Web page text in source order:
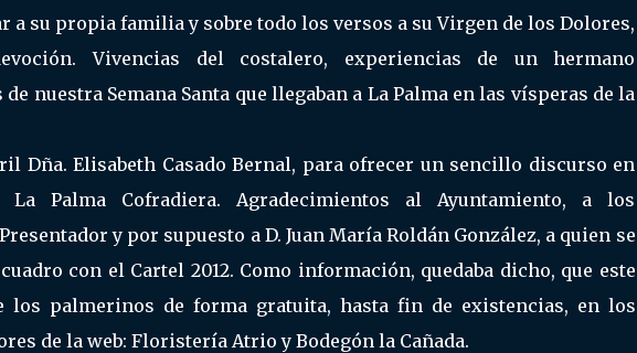
a su propia familia y sobre todo los versos a su Virgen de los Dolores,
Vivencias del costalero, experiencias de un hermano
nuestra Semana Santa que llegaban a La Palma en las vísperas de la
Dña. Elisabeth Casado Bernal, para ofrecer un sencillo discurso en
Palma Cofradiera. Agradecimientos al Ayuntamiento, a los
y por supuesto a D. Juan María Roldán González, a quien se
con el Cartel 2012. Como información, quedaba dicho, que este
los palmerinos de forma gratuita, hasta fin de existencias, en los
de la web: Floristería Atrio y Bodegón la Cañada.